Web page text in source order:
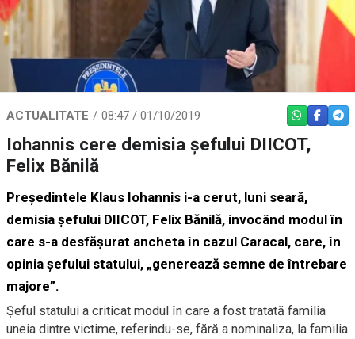
ACTUALITATE 08:47 / 01/10/2019 WHATSAPP
Iohannis cere demisia șefului DIICOT,
Felix Bănilă
Președintele Klaus Iohannis i-a cerut, luni seară,
demisia șefului DIICOT, Felix Bănilă, invocând modul în
care s-a desfășurat ancheta în cazul Caracal, care, în
opinia șefului statului, „generează semne de întrebare
majore”.
Șeful statului a criticat modul în care a fost tratată familia
uneia dintre victime, referindu-se, fără a nominaliza, la familia